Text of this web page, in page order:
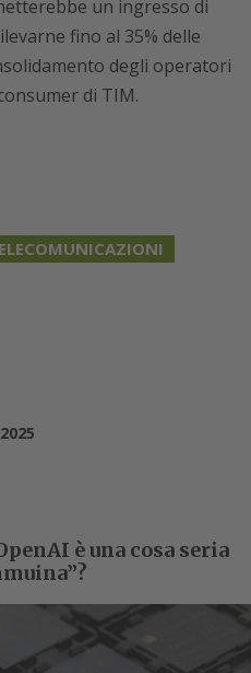
un ingresso di
fino al 35% delle
degli operatori
di TIM.
è una cosa seria